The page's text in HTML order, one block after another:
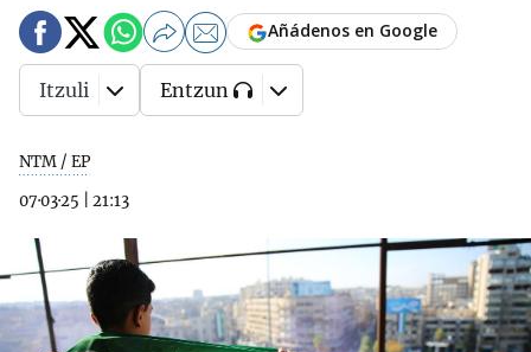
NTM / EP
07·03·25
21:13
Añádenos en Google
Itzuli Entzun